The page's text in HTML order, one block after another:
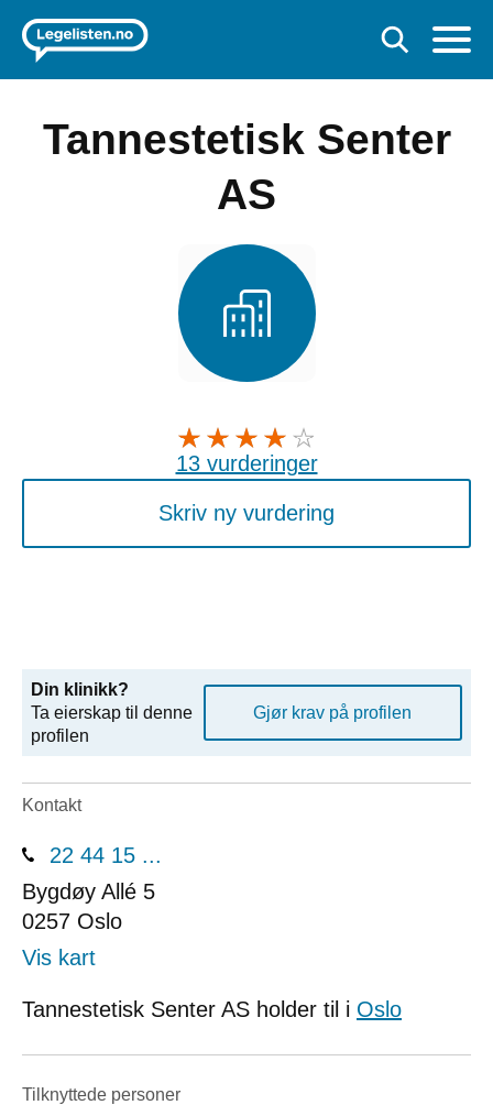
Tannestetisk Senter
AS
13 vurderinger
Skriv ny vurdering
Din klinikk?
Ta eierskap til denne
profilen
Gjør krav på profilen
Kontakt
22 44 15 ...
Bygdøy Allé 5
0257 Oslo
Vis kart
Tannestetisk Senter AS holder til i Oslo
Tilknyttede personer